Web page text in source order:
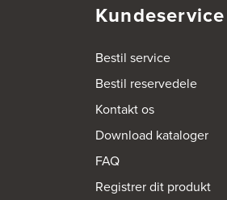
Kundeservice
Bestil service
Bestil reservedele
Kontakt os
Download kataloger
FAQ
Registrer dit produkt